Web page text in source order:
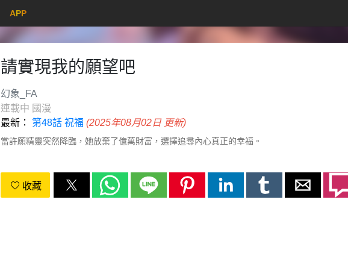
APP
請實現我的願望吧
幻象_FA
連載中 國漫
最新： 第48話 祝福 (2025年08月02日 更新)
當許願精靈突然降臨，她放棄了億萬財富，選擇追尋內心真正的幸福。
收藏